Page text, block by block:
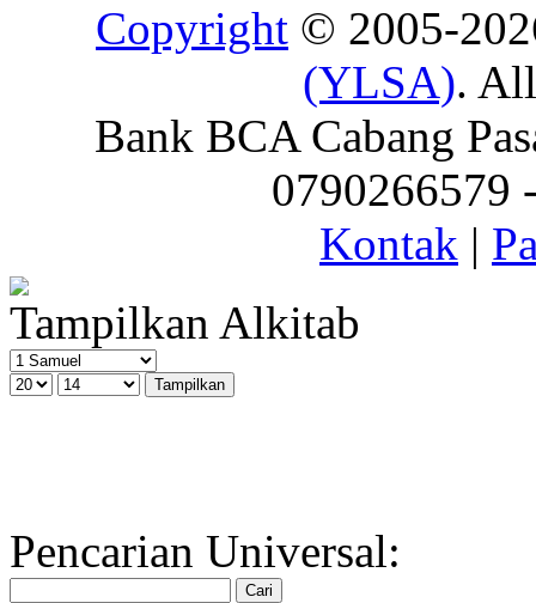
Copyright © 2005-
(YLSA).
Bank BCA Cabang
0790266579
Kontak |
Tampilkan Alkitab
Pencarian Universal: